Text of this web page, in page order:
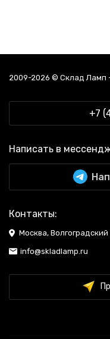
2009-2026 © Склад Ламп
+7
Написать в
Контакты:
Москва, Волгоградский
info@skladlamp.ru